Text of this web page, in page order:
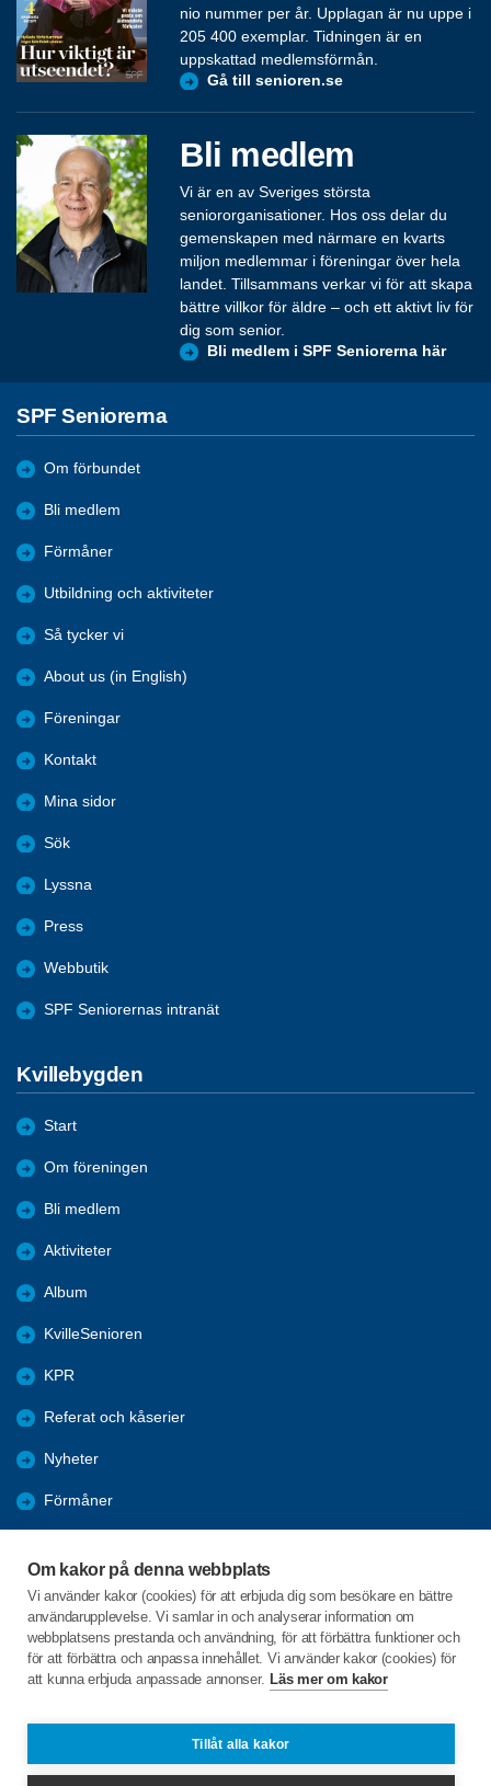
Om kakor på denna webbplats
Vi använder kakor (cookies) för att erbjuda dig som besökare en bättre
användarupplevelse. Vi samlar in och analyserar information om
webbplatsens prestanda och användning, för att förbättra funktioner och
för att förbättra och anpassa innehållet. Vi använder kakor (cookies) för
att kunna erbjuda anpassade annonser. Läs mer om kakor
Tillåt alla kakor
nio nummer per år. Upplagan är nu uppe i
205 400 exemplar. Tidningen är en
uppskattad medlemsförmån.
Gå till senioren.se
Bli medlem
Vi är en av Sveriges största
seniororganisationer. Hos oss delar du
gemenskapen med närmare en kvarts
miljon medlemmar i föreningar över hela
landet. Tillsammans verkar vi för att skapa
bättre villkor för äldre – och ett aktivt liv för
dig som senior.
Bli medlem i SPF Seniorerna här
SPF Seniorerna
Om förbundet
Bli medlem
Förmåner
Utbildning och aktiviteter
Så tycker vi
About us (in English)
Föreningar
Kontakt
Mina sidor
Sök
Lyssna
Press
Webbutik
SPF Seniorernas intranät
Kvillebygden
Start
Om föreningen
Bli medlem
Aktiviteter
Album
KvilleSenioren
KPR
Referat och kåserier
Nyheter
Förmåner
Tanums kommun
Valet 2026
C/o:Inga-Lill Sörgard